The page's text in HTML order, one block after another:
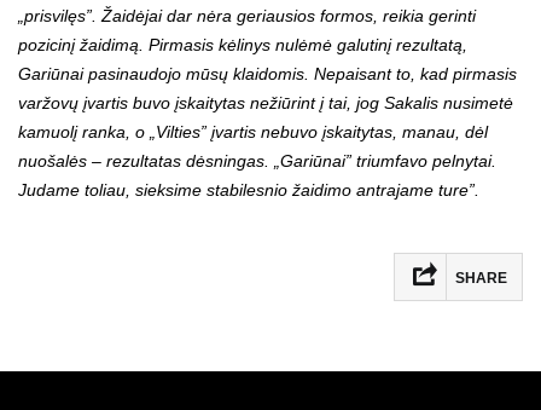
„prisvilęs”. Žaidėjai dar nėra geriausios formos, reikia gerinti
pozicinį žaidimą. Pirmasis kėlinys nulėmė galutinį rezultatą,
Gariūnai pasinaudojo mūsų klaidomis. Nepaisant to, kad pirmasis
varžovų įvartis buvo įskaitytas nežiūrint į tai, jog Sakalis nusimetė
kamuolį ranka, o „Vilties” įvartis nebuvo įskaitytas, manau, dėl
nuošalės – rezultatas dėsningas. „Gariūnai” triumfavo pelnytai.
Judame toliau, sieksime stabilesnio žaidimo antrajame ture”.
SHARE